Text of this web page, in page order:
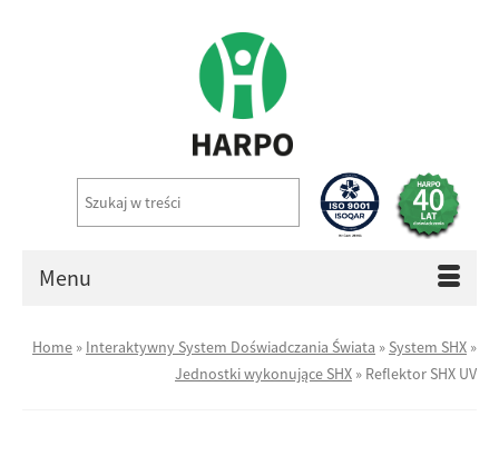
Menu
Home » Interaktywny System Doświadczania Świata » System SHX »
Jednostki wykonujące SHX » Reflektor SHX UV